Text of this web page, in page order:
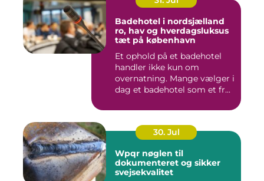
Badehotel i nordsjælland
ro, hav og hverdagsluksus
tæt på københavn
Et ophold på et badehotel
handler ikke kun om
overnatning. Mange vælger i
dag et badehotel som et fr...
30. Jul
Wpqr nøglen til
dokumenteret og sikker
svejsekvalitet